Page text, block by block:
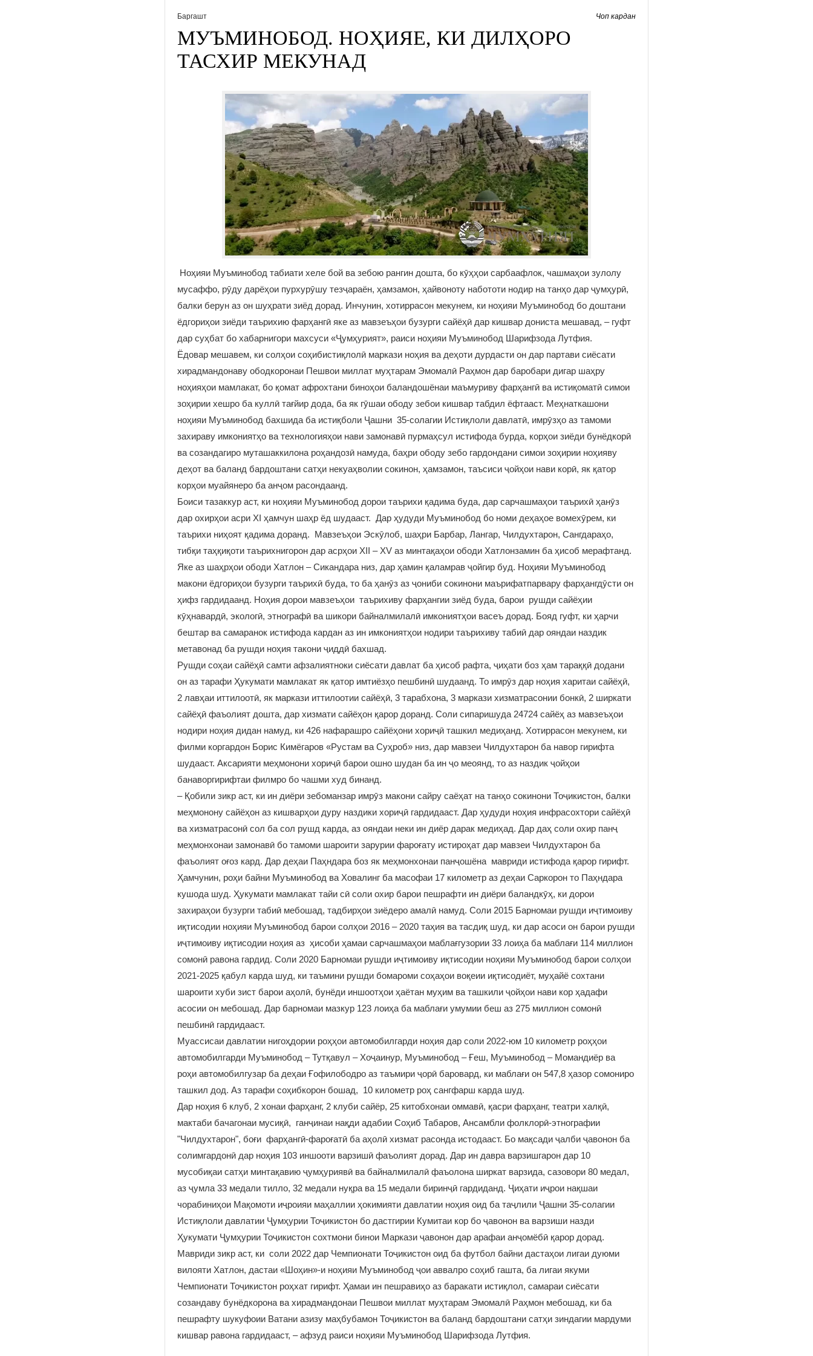
Баргашт Чоп кардан
МУЪМИНОБОД. НОҲИЯЕ, КИ ДИЛҲОРО
ТАСХИР МЕКУНАД
Ноҳияи Муъминобод табиати хеле бой ва зебою рангин дошта, бо кӯҳҳои сарбаафлок, чашмаҳои зулолу
мусаффо, рӯду дарёҳои пурхурӯшу тезҷараён, ҳамзамон, ҳайвоноту набототи нодир на танҳо дар ҷумҳурӣ,
балки берун аз он шуҳрати зиёд дорад. Инчунин, хотиррасон мекунем, ки ноҳияи Муъминобод бо доштани
ёдгориҳои зиёди таърихию фарҳангӣ яке аз мавзеъҳои бузурги сайёҳӣ дар кишвар дониста мешавад, – гуфт
дар суҳбат бо хабарнигори махсуси «Ҷумҳурият», раиси ноҳияи Муъминобод Шарифзода Лутфия.
Ёдовар мешавем, ки солҳои соҳибистиқлолӣ маркази ноҳия ва деҳоти дурдасти он дар партави сиёсати
хирадмандонаву ободкоронаи Пешвои миллат муҳтарам Эмомалӣ Раҳмон дар баробари дигар шаҳру
ноҳияҳои мамлакат, бо қомат афрохтани биноҳои баландошёнаи маъмуриву фарҳангӣ ва истиқоматӣ симои
зоҳирии хешро ба куллӣ тағйир дода, ба як гӯшаи ободу зебои кишвар табдил ёфтааст. Меҳнаткашони
ноҳияи Муъминобод бахшида ба истиқболи Ҷашни 35-солагии Истиқлоли давлатӣ, имрӯзҳо аз тамоми
захираву имкониятҳо ва технологияҳои нави замонавӣ пурмаҳсул истифода бурда, корҳои зиёди бунёдкорӣ
ва созандагиро муташаккилона роҳандозӣ намуда, баҳри ободу зебо гардондани симои зоҳирии ноҳияву
деҳот ва баланд бардоштани сатҳи некуаҳволии сокинон, ҳамзамон, таъсиси ҷойҳои нави корӣ, як қатор
корҳои муайянеро ба анҷом расондаанд.
Боиси тазаккур аст, ки ноҳияи Муъминобод дорои таърихи қадима буда, дар сарчашмаҳои таърихӣ ҳанӯз
дар охирҳои асри XI ҳамчун шаҳр ёд шудааст. Дар ҳудуди Муъминобод бо номи деҳаҳое вомехӯрем, ки
таърихи ниҳоят қадима доранд. Мавзеъҳои Эскӯлоб, шаҳри Барбар, Лангар, Чилдухтарон, Сангдараҳо,
тибқи таҳқиқоти таърихнигорон дар асрҳои XII – XV аз минтақаҳои ободи Хатлонзамин ба ҳисоб мерафтанд.
Яке аз шаҳрҳои ободи Хатлон – Сикандара низ, дар ҳамин қаламрав ҷойгир буд. Ноҳияи Муъминобод
макони ёдгориҳои бузурги таърихӣ буда, то ба ҳанӯз аз ҷониби сокинони маърифатпарвару фарҳангдӯсти он
ҳифз гардидаанд. Ноҳия дорои мавзеъҳои таърихиву фарҳангии зиёд буда, барои рушди сайёҳии
кӯҳнавардӣ, экологӣ, этнографӣ ва шикори байналмилалӣ имкониятҳои васеъ дорад. Бояд гуфт, ки ҳарчи
бештар ва самаранок истифода кардан аз ин имкониятҳои нодири таърихиву табиӣ дар ояндаи наздик
метавонад ба рушди ноҳия такони ҷиддӣ бахшад.
Рушди соҳаи сайёҳӣ самти афзалиятноки сиёсати давлат ба ҳисоб рафта, ҷиҳати боз ҳам тараққӣ додани
он аз тарафи Ҳукумати мамлакат як қатор имтиёзҳо пешбинӣ шудаанд. То имрӯз дар ноҳия харитаи сайёҳӣ,
2 лавҳаи иттилоотӣ, як маркази иттилоотии сайёҳӣ, 3 тарабхона, 3 маркази хизматрасонии бонкӣ, 2 ширкати
сайёҳӣ фаъолият дошта, дар хизмати сайёҳон қарор доранд. Соли сипаришуда 24724 сайёҳ аз мавзеъҳои
нодири ноҳия дидан намуд, ки 426 нафарашро сайёҳони хориҷӣ ташкил медиҳанд. Хотиррасон мекунем, ки
филми коргардон Борис Кимёгаров «Рустам ва Суҳроб» низ, дар мавзеи Чилдухтарон ба навор гирифта
шудааст. Аксарияти меҳмонони хориҷӣ барои ошно шудан ба ин ҷо меоянд, то аз наздик ҷойҳои
банаворгирифтаи филмро бо чашми худ бинанд.
– Қобили зикр аст, ки ин диёри зебоманзар имрӯз макони сайру саёҳат на танҳо сокинони Тоҷикистон, балки
меҳмонону сайёҳон аз кишварҳои дуру наздики хориҷӣ гардидааст. Дар ҳудуди ноҳия инфрасохтори сайёҳӣ
ва хизматрасонӣ сол ба сол рушд карда, аз ояндаи неки ин диёр дарак медиҳад. Дар даҳ соли охир панҷ
меҳмонхонаи замонавӣ бо тамоми шароити зарурии фароғату истироҳат дар мавзеи Чилдухтарон ба
фаъолият оғоз кард. Дар деҳаи Паҳндара боз як меҳмонхонаи панҷошёна мавриди истифода қарор гирифт.
Ҳамчунин, роҳи байни Муъминобод ва Ховалинг ба масофаи 17 километр аз деҳаи Саркорон то Паҳндара
кушода шуд. Ҳукумати мамлакат тайи сӣ соли охир барои пешрафти ин диёри баландкӯҳ, ки дорои
захираҳои бузурги табиӣ мебошад, тадбирҳои зиёдеро амалӣ намуд. Соли 2015 Барномаи рушди иҷтимоиву
иқтисодии ноҳияи Муъминобод барои солҳои 2016 – 2020 таҳия ва тасдиқ шуд, ки дар асоси он барои рушди
иҷтимоиву иқтисодии ноҳия аз ҳисоби ҳамаи сарчашмаҳои маблағгузории 33 лоиҳа ба маблағи 114 миллион
сомонӣ равона гардид. Соли 2020 Барномаи рушди иҷтимоиву иқтисодии ноҳияи Муъминобод барои солҳои
2021-2025 қабул карда шуд, ки таъмини рушди бомароми соҳаҳои воқеии иқтисодиёт, муҳайё сохтани
шароити хуби зист барои аҳолӣ, бунёди иншоотҳои ҳаётан муҳим ва ташкили ҷойҳои нави кор ҳадафи
асосии он мебошад. Дар барномаи мазкур 123 лоиҳа ба маблағи умумии беш аз 275 миллион сомонӣ
пешбинӣ гардидааст.
Муассисаи давлатии нигоҳдории роҳҳои автомобилгарди ноҳия дар соли 2022-юм 10 километр роҳҳои
автомобилгарди Муъминобод – Тутқавул – Хоҷаинур, Муъминобод – Ғеш, Муъминобод – Момандиёр ва
роҳи автомобилгузар ба деҳаи Ғофилободро аз таъмири ҷорӣ баровард, ки маблағи он 547,8 ҳазор сомониро
ташкил дод. Аз тарафи соҳибкорон бошад, 10 километр роҳ сангфарш карда шуд.
Дар ноҳия 6 клуб, 2 хонаи фарҳанг, 2 клуби сайёр, 25 китобхонаи оммавӣ, қасри фарҳанг, театри халқӣ,
мактаби бачагонаи мусиқӣ, ганҷинаи нақди адабии Соҳиб Табаров, Ансамбли фолклорӣ-этнографии
"Чилдухтарон", боғи фарҳангӣ-фароғатӣ ба аҳолӣ хизмат расонда истодааст. Бо мақсади ҷалби ҷавонон ба
солимгардонӣ дар ноҳия 103 иншооти варзишӣ фаъолият дорад. Дар ин давра варзишгарон дар 10
мусобиқаи сатҳи минтақавию ҷумҳуриявӣ ва байналмилалӣ фаъолона ширкат варзида, сазовори 80 медал,
аз ҷумла 33 медали тилло, 32 медали нуқра ва 15 медали биринҷӣ гардиданд. Ҷиҳати иҷрои нақшаи
чорабиниҳои Мақомоти иҷроияи маҳаллии ҳокимияти давлатии ноҳия оид ба таҷлили Ҷашни 35-солагии
Истиқлоли давлатии Ҷумҳурии Тоҷикистон бо дастгирии Кумитаи кор бо ҷавонон ва варзиши назди
Ҳукумати Ҷумҳурии Тоҷикистон сохтмони бинои Маркази ҷавонон дар арафаи анҷомёбӣ қарор дорад.
Мавриди зикр аст, ки соли 2022 дар Чемпионати Тоҷикистон оид ба футбол байни дастаҳои лигаи дуюми
вилояти Хатлон, дастаи «Шоҳин»-и ноҳияи Муъминобод ҷои аввалро соҳиб гашта, ба лигаи якуми
Чемпионати Тоҷикистон роҳхат гирифт. Ҳамаи ин пешравиҳо аз баракати истиқлол, самараи сиёсати
созандаву бунёдкорона ва хирадмандонаи Пешвои миллат муҳтарам Эмомалӣ Раҳмон мебошад, ки ба
пешрафту шукуфоии Ватани азизу маҳбубамон Тоҷикистон ва баланд бардоштани сатҳи зиндагии мардуми
кишвар равона гардидааст, – афзуд раиси ноҳияи Муъминобод Шарифзода Лутфия.